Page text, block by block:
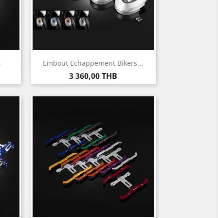
Embout Echappement Bikers...
Prix
3 360,00 THB
Aperçu rapide